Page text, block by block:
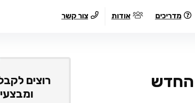
מדריכים אודות צור קשר
רוצים